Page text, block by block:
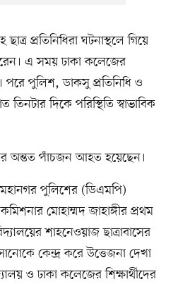
প্রতিনিধিরা ঘটনাস্থলে গিয়ে
করেন। এ সময় ঢাকা কলেজের
পরে পুলিশ, ডাকসু প্রতিনিধি ও
তিনটার দিকে পরিস্থিতি স্বাভাবিক
অন্তত পাঁচজন আহত হয়েছেন।
পুলিশের (ডিএমপি)
মোহাম্মদ জাহাঙ্গীর প্রথম
শাহনেওয়াজ ছাত্রাবাসের
কেন্দ্র করে উত্তেজনা দেখা
ও ঢাকা কলেজের শিক্ষার্থীদের